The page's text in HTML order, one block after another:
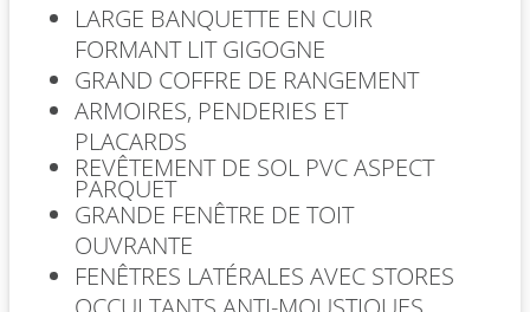
LARGE BANQUETTE EN CUIR
FORMANT LIT GIGOGNE
GRAND COFFRE DE RANGEMENT
ARMOIRES, PENDERIES ET
PLACARDS
REVÊTEMENT DE SOL PVC ASPECT
PARQUET
GRANDE FENÊTRE DE TOIT
OUVRANTE
FENÊTRES LATÉRALES AVEC STORES